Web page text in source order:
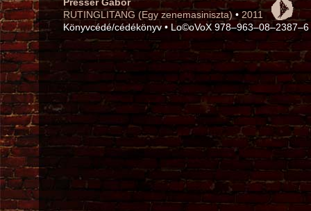
RUTINGLITANG (Egy zenemasiniszta)• 2011
Könyvcédé/cédékönyv • Lo©oVoX 978–963–08–2387–6